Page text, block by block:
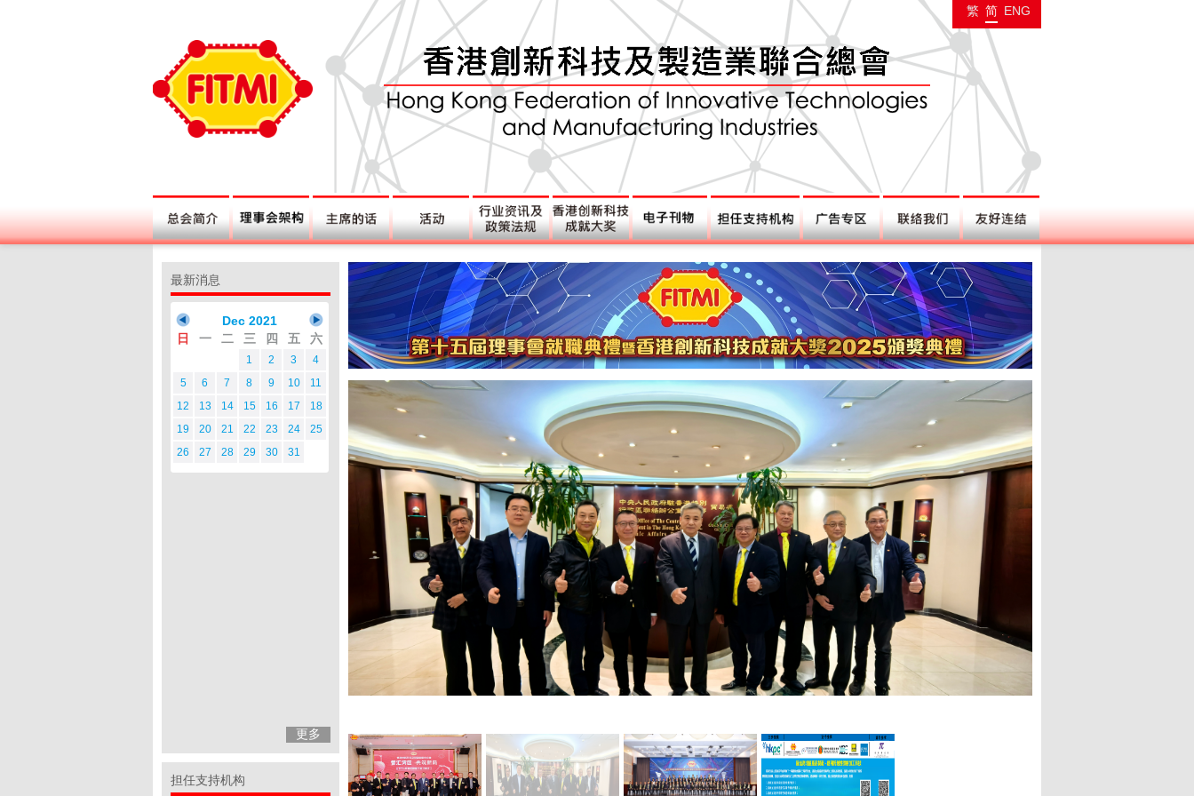
繁 简 ENG
最新消息
Dec 2021
日
一 二 三 四 五 六
1 2 3
4
5
6 7 8 9 10
11
12
13 14 15 16 17
18
19
20 21 22 23 24
25
26
27 28 29 30 31
更多
担任支持机构